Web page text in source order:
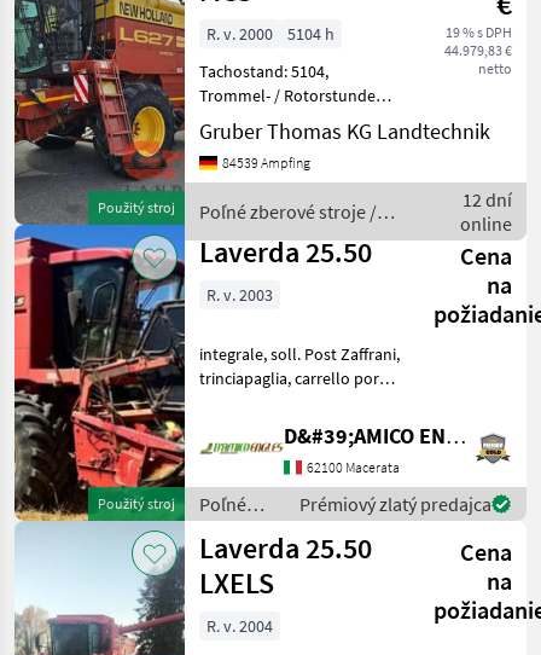
AKTUÁLNA
CESTA
poľnohospodárska
technika
Polne
Zberove
Stroje
Kombajny
Laverda
VYBRAŤ
KATEGÓRIU
Laverda
Claas
John Deere
New Holland
Case IH
Resetovať
Zobraziť 3
výsledkov
Použitý stroj
19 % s DPH
44.979,83 €
netto
R. v. 2000
5104 h
Tachostand: 5104,
Trommel- / Rotorstunden:
2816, Erstzulassung:
01.01.2000 ________
gebraucht, MCS
Hydrostat, Klimaanlage,
Spreuverteiler, Hydrostat
Gruber Thomas KG Landtechnik
84539 Ampfing
Poľné zberové stroje /
Laverda
12 dní
online
Použitý stroj
Laverda 25.50
Cena
na
R. v. 2003
integrale, soll. Post Zaffrani,
trinciapaglia, carrello porta
mono asse, , n.5
scuotipaglia, mototre Cat,
barra grano 480 BELLA!
Poľné zberové s
D&#39;AMICO ENGLES SRL
62100 Macerata
Poľné
zberové
stroje /
Laverda
Prémiový zlatý predajca
Laverda 25.50
LXELS
Cena
na
R. v. 2004